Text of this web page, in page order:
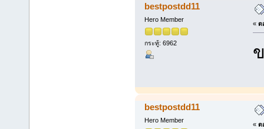
bestpostdd11
Hero Member
กระทู้: 6962
« ต
bestpostdd11
Hero Member
« ต